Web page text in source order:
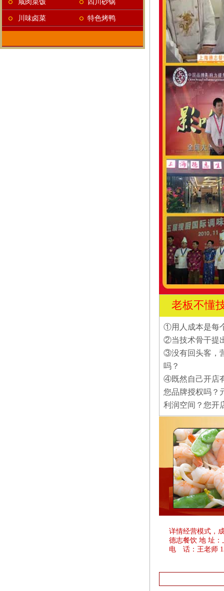
咸肉菜饭 四川砂锅
川味卤菜 特色烤鸭
老板不懂
①用人成本是每
②当技术骨干提
③没有回头客，
吗？
④既然自己开店
您品牌授权吗？
利润空间？您开
详情经营模式，
德志餐饮 地 址
电 话：王老师